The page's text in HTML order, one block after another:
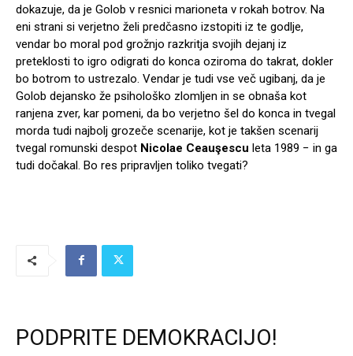
dokazuje, da je Golob v resnici marioneta v rokah botrov. Na
eni strani si verjetno želi predčasno izstopiti iz te godlje,
vendar bo moral pod grožnjo razkritja svojih dejanj iz
preteklosti to igro odigrati do konca oziroma do takrat, dokler
bo botrom to ustrezalo. Vendar je tudi vse več ugibanj, da je
Golob dejansko že psihološko zlomljen in se obnaša kot
ranjena zver, kar pomeni, da bo verjetno šel do konca in tvegal
morda tudi najbolj grozeče scenarije, kot je takšen scenarij
tvegal romunski despot Nicolae Ceauşescu leta 1989 − in ga
tudi dočakal. Bo res pripravljen toliko tvegati?
PODPRITE DEMOKRACIJO!